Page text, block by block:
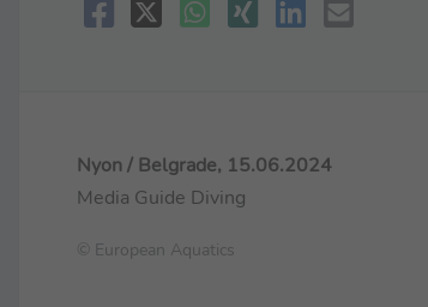
Nyon / Belgrade, 15.06.2024
Media Guide Diving
© European Aquatics